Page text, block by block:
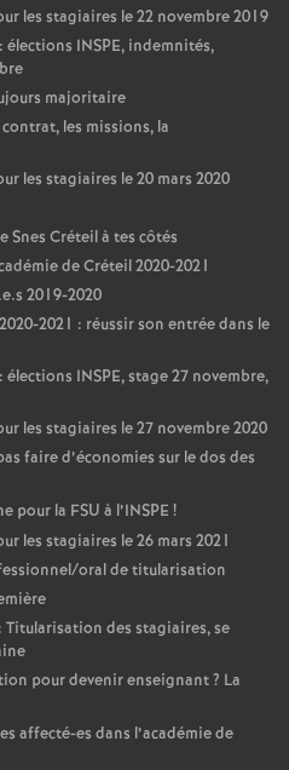
les stagiaires le 22 novembre 2019
élections INSPE, indemnités,
majoritaire
les missions, la
les stagiaires le 20 mars 2020
Créteil à tes côtés
de Créteil 2020-2021
2019-2020
2021 : réussir son entrée dans le
élections INSPE, stage 27 novembre,
les stagiaires le 27 novembre 2020
faire d’économies sur le dos des
pour la FSU à l’INSPE !
les stagiaires le 26 mars 2021
oral de titularisation
des stagiaires, se
pour devenir enseignant? La
affecté-es dans l’académie de